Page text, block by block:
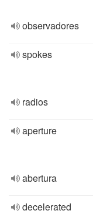
observadores
spokes
radios
aperture
abertura
decelerated